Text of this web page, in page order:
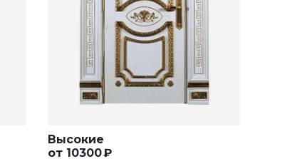
Высокие
от 10300₽